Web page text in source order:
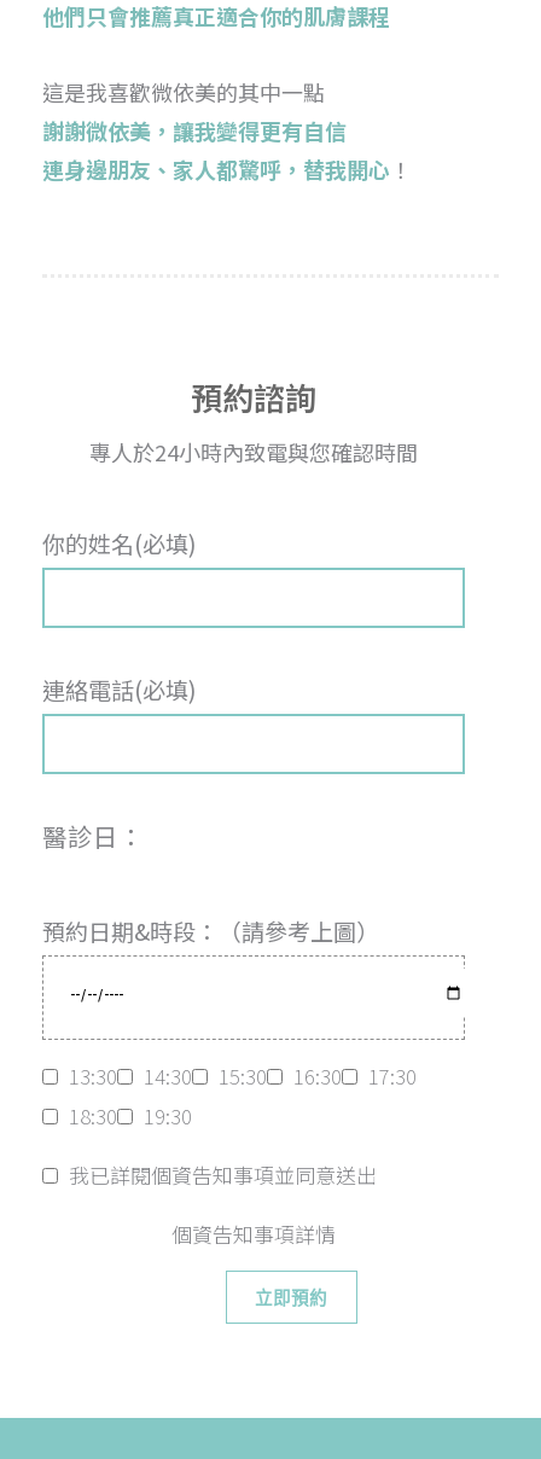
他們只會推薦真正適合你的肌膚課程
這是我喜歡微依美的其中一點
謝謝微依美，讓我變得更有自信
連身邊朋友、家人都驚呼，替我開心 ！
預約諮詢
專人於24小時內致電與您確認時間
你的姓名(必填)
連絡電話(必填)
醫診日：
預約日期&時段：（請參考上圖）
13:30 14:30 15:30 16:30
17:30
18:30
19:30
我已詳閱個資告知事項並同意送出
個資告知事項詳情